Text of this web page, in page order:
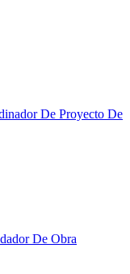
De Proyecto De
De Obra